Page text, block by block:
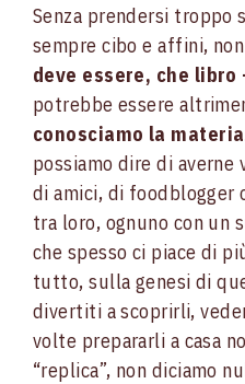
Senza prendersi troppo
sempre cibo e affini,
deve essere, che libro
potrebbe essere
conosciamo la materia
possiamo dire di
di amici, di
tra loro, ognuno con un
che spesso ci piace di
tutto, sulla genesi di
divertiti a scoprirli,
volte prepararli a casa
“replica”, non diciamo